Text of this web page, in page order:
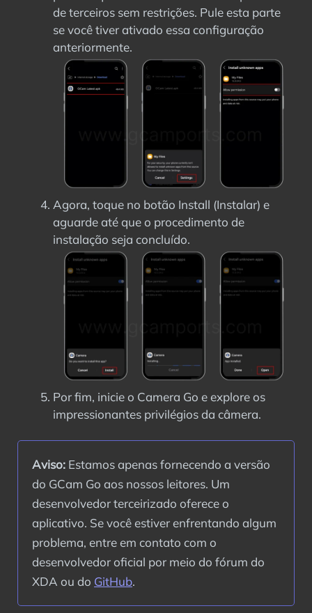
de terceiros sem restrições. Pule esta parte
se você tiver ativado essa configuração
anteriormente.
Agora, toque no botão Install (Instalar) e
aguarde até que o procedimento de
instalação seja concluído.
Por fim, inicie o Camera Go e explore os
impressionantes privilégios da câmera.
Aviso: Estamos apenas fornecendo a versão
do GCam Go aos nossos leitores. Um
desenvolvedor terceirizado oferece o
aplicativo. Se você estiver enfrentando algum
problema, entre em contato com o
desenvolvedor oficial por meio do fórum do
XDA ou do GitHub.